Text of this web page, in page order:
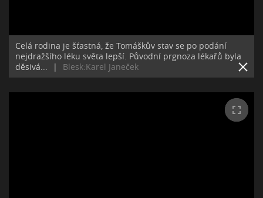
Celá rodina je šťastná, že Tomáškův stav se po podání
nejdražšího léku světa lepší. Původní prgnoza lékařů byla
děsivá...
| Blesk:Karel Janeček